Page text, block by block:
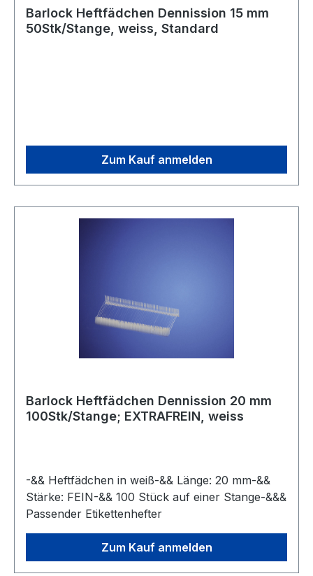
Barlock Heftfädchen Dennission 15 mm
50Stk/Stange, weiss, Standard
Zum Kauf anmelden
Barlock Heftfädchen Dennission 20 mm
100Stk/Stange; EXTRAFREIN, weiss
-&& Heftfädchen in weiß-&& Länge: 20 mm-&&
Stärke: FEIN-&& 100 Stück auf einer Stange-&&&
Passender Etikettenhefter
Zum Kauf anmelden